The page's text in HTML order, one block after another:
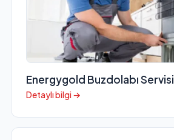
Energygold Buzdolabı Servisi
Detaylı bilgi →